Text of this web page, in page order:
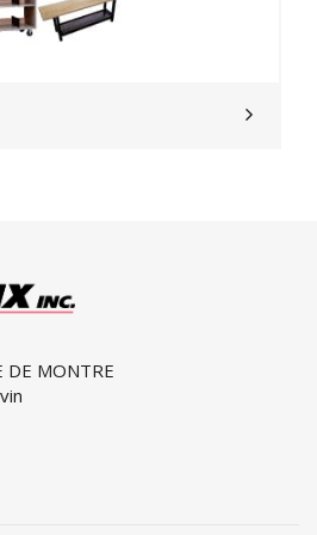
DE MONTRE